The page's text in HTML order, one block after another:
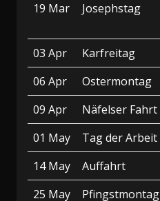
19 Mar Josephstag
03 Apr
Karfreitag
06 Apr
Ostermontag
09 Apr
Näfelser Fahrt
01 May
Tag der Arbeit
14 May
Auffahrt
25 May
Pfingstmontag